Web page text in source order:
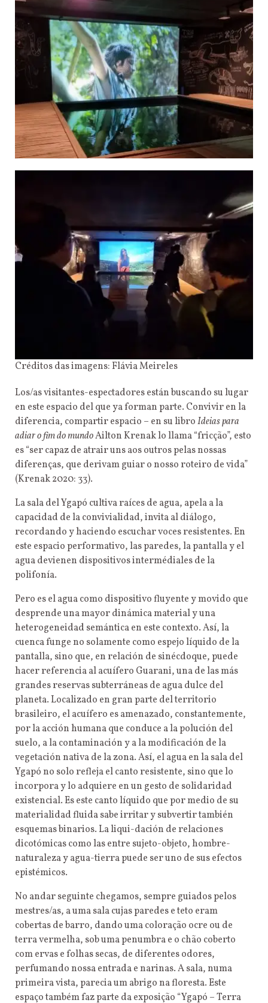
Créditos das imagens: Flávia Meireles
Los/as visitantes-espectadores están buscando su lugar
en este espacio del que ya forman parte. Convivir en la
diferencia, compartir espacio – en su libroIdeias para
adiar o fim do mundoAilton Krenak lo llama “fricção”, esto
es “ser capaz de atrair uns aos outros pelas nossas
diferenças, que derivam guiar o nosso roteiro de vida”
(Krenak 2020: 33).
La sala del Ygapó cultiva raíces de agua, apela a la
capacidad de la convivialidad, invita al diálogo,
recordando y haciendo escuchar voces resistentes. En
este espacio performativo, las paredes, la pantalla y el
agua devienen dispositivos intermédiales de la
polifonía.
Pero es el agua como dispositivo fluyente y movido que
desprende una mayor dinámica material y una
heterogeneidad semántica en este contexto. Así, la
cuenca funge no solamente como espejo líquido de la
pantalla, sino que, en relación de sinécdoque, puede
hacer referencia al acuífero Guarani, una de las más
grandes reservas subterráneas de agua dulce del
planeta. Localizado en gran parte del territorio
brasileiro, el acuífero es amenazado, constantemente,
por la acción humana que conduce a la polución del
suelo, a la contaminación y a la modificación de la
vegetación nativa de la zona. Así, el agua en la sala del
Ygapó no solo refleja el canto resistente, sino que lo
incorpora y lo adquiere en un gesto de solidaridad
existencial. Es este canto líquido que por medio de su
materialidad fluida sabe irritar y subvertir también
esquemas binarios. La liqui-dación de relaciones
dicotómicas como las entre sujeto-objeto, hombre-
naturaleza y agua-tierra puede ser uno de sus efectos
epistémicos.
No andar seguinte chegamos, sempre guiados pelos
mestres/as, a uma sala cujas paredes e teto eram
cobertas de barro, dando uma coloração ocre ou de
terra vermelha, sob uma penumbra e o chão coberto
com ervas e folhas secas, de diferentes odores,
perfumando nossa entrada e narinas. A sala, numa
primeira vista, parecia um abrigo na floresta. Este
espaço também faz parte da exposição “Ygapó – Terra